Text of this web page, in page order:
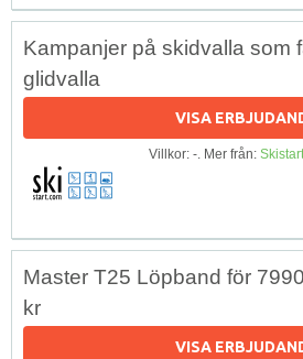
Kampanjer på skidvalla som
glidvalla
VISA
Villkor: -. Mer från: Skistart
Master T25 Löpband för
kr
VISA